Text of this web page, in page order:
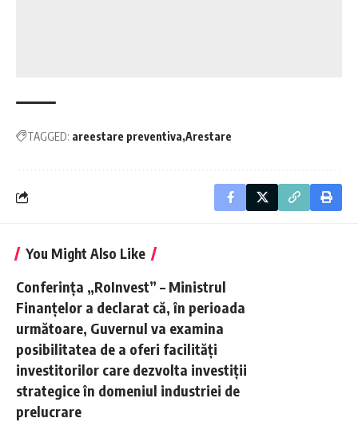
TAGGED: areestare preventiva Arestare
You Might Also Like
Conferința „RoInvest” – Ministrul
Finanțelor a declarat că, în perioada
următoare, Guvernul va examina
posibilitatea de a oferi facilități
investitorilor care dezvolta investiții
strategice în domeniul industriei de
prelucrare